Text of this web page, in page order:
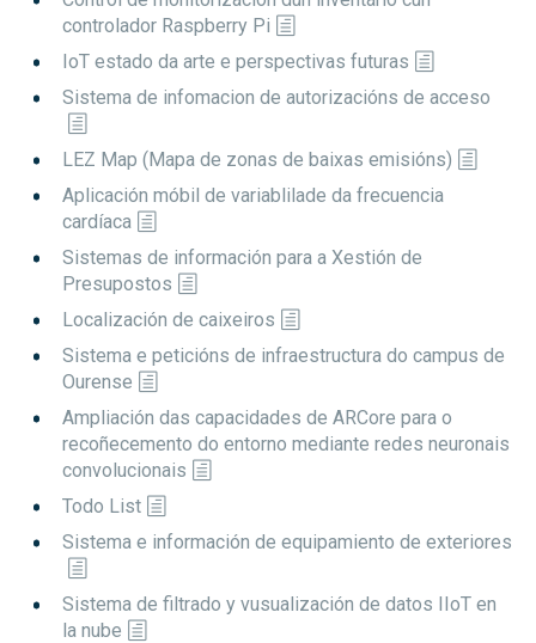
controlador Raspberry Pi
IoT estado da arte e perspectivas futuras
Sistema de infomacion de autorizacións de acceso
LEZ Map (Mapa de zonas de baixas emisións)
Aplicación móbil de variablilade da frecuencia
cardíaca
Sistemas de información para a Xestión de
Presupostos
Localización de caixeiros
Sistema e peticións de infraestructura do campus de
Ourense
Ampliación das capacidades de ARCore para o
recoñecemento do entorno mediante redes neuronais
convolucionais
Todo List
Sistema e información de equipamiento de exteriores
Sistema de filtrado y vusualización de datos IIoT en
la nube